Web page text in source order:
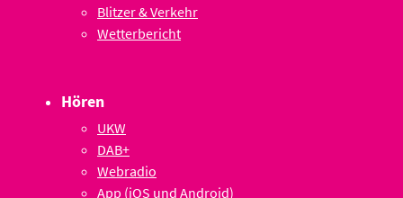
Blitzer & Verkehr
Wetterbericht
Hören
UKW
DAB+
Webradio
App (iOS und Android)